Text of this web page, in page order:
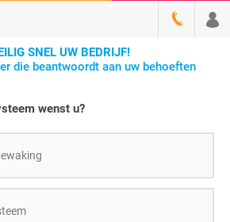
SNEL UW BEDRIJF!
die beantwoordt aan uw behoeften
wenst u?